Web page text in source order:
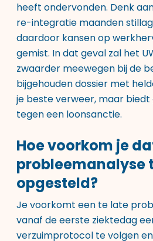
heeft ondervonden. Denk
re-integratie maanden
daardoor kansen op
gemist. In dat geval zal het
zwaarder meewegen bij de
bijgehouden dossier met
je beste verweer, maar
tegen een loonsanctie.
Hoe voorkom je
probleemanalyse
opgesteld?
Je voorkomt een te late
vanaf de eerste ziektedag
verzuimprotocol te volgen